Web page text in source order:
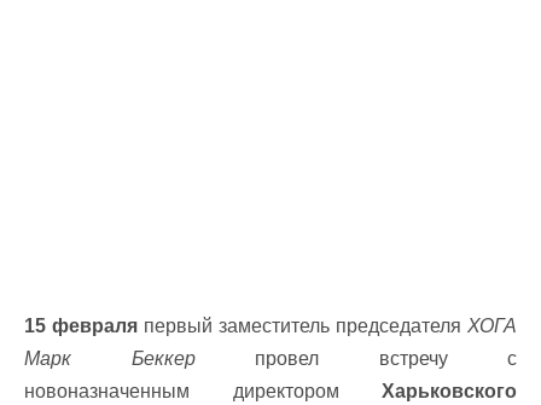
15 февраля первый заместитель председателя ХОГА
Марк Беккерпровел встречу с
новоназначенным директором Харьковского